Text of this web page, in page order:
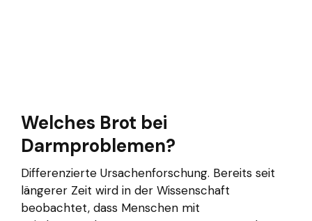
Welches Brot bei
Darmproblemen?
Differenzierte Ursachenforschung. Bereits seit
längerer Zeit wird in der Wissenschaft
beobachtet, dass Menschen mit